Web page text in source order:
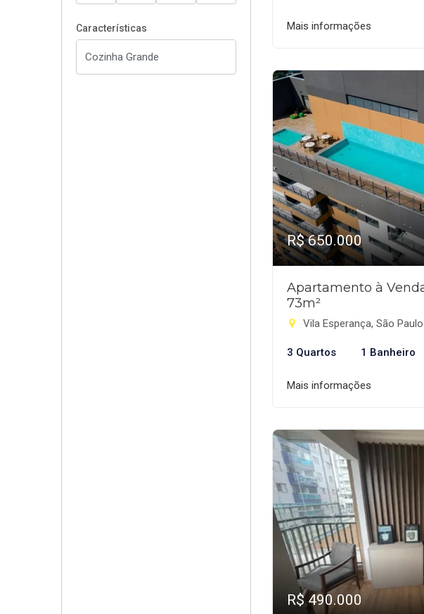
Características Mais informações
R$ 650.000
Apartamento à
73m²
Vila Esperança, São
3 Quartos 1 Banheiro
Mais informações
R$ 490.000